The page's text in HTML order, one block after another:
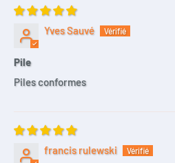
Yves Sauvé
Pile
Piles conformes
francis rulewski